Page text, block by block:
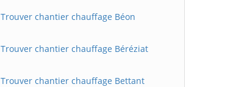
Trouver chantier chauffage Béon
Trouver chantier chauffage Béréziat
Trouver chantier chauffage Bettant